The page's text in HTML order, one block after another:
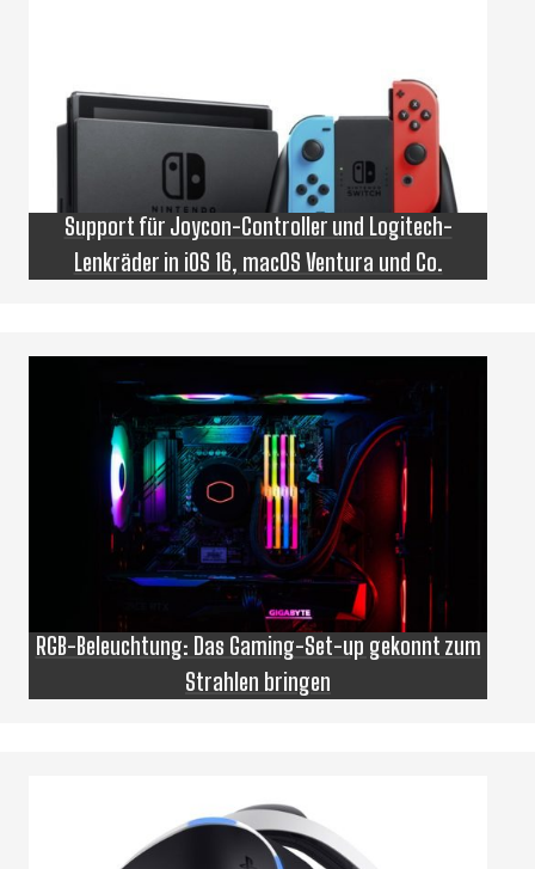
Support für Joycon-Controller und Logitech-
Lenkräder in iOS 16, macOS Ventura und Co.
RGB-Beleuchtung: Das Gaming-Set-up gekonnt zum
Strahlen bringen